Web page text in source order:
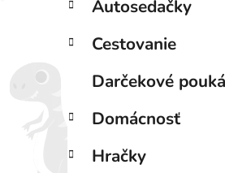
Autosedačky
Cestovanie
Darčekové
Domácnosť
Hračky